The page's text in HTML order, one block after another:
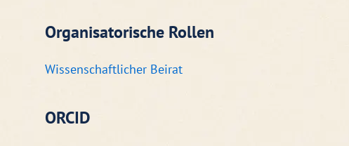
Organisatorische Rollen
Wissenschaftlicher Beirat
ORCID